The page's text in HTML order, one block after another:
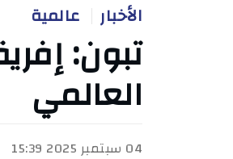
الأخبار عالمية
تبون:
العالمي
04 سبتمبر 2025 15:39